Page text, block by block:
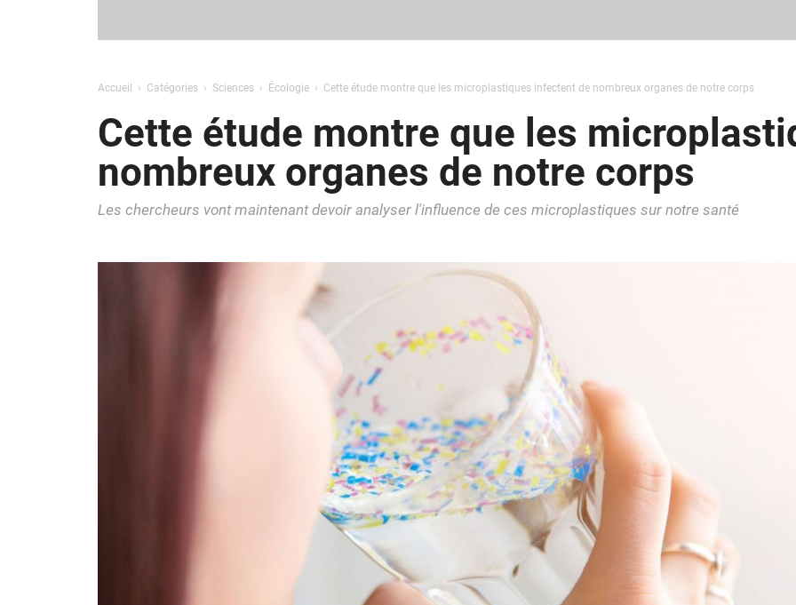
Accueil Catégories Sciences Écologie Cette étude montre que les microplastiques infectent de nombreux organes de notre corps
Cette étude montre que les
nombreux organes de notre corps
Les chercheurs vont maintenant devoir analyser l'influence de ces microplastiques sur notre santé